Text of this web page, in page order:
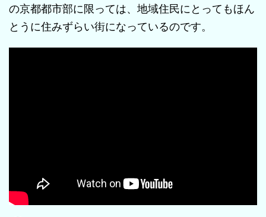
の京都都市部に限っては、地域住民にとってもほん
とうに住みずらい街になっているのです。